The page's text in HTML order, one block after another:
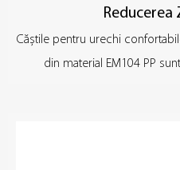
Căștile pentru urechi
din material EM104 PP